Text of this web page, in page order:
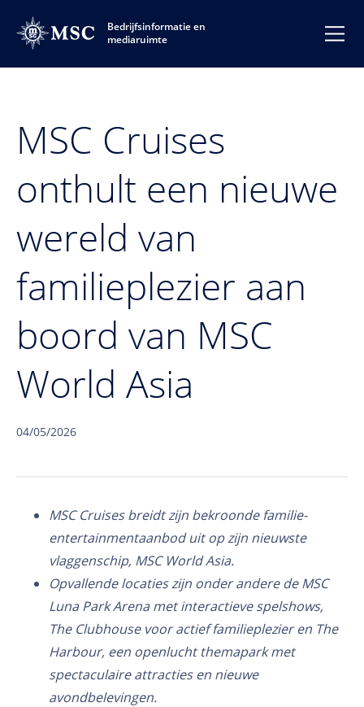
Bedrijfsinformatie en
mediaruimte
MSC Cruises
onthult een nieuwe
wereld van
familieplezier aan
boord van MSC
World Asia
04/05/2026
MSC Cruises breidt zijn bekroonde familie-
entertainmentaanbod uit op zijn nieuwste
vlaggenschip, MSC World Asia.
Opvallende locaties zijn onder andere de MSC
Luna Park Arena met interactieve spelshows,
The Clubhouse voor actief familieplezier en The
Harbour, een openlucht themapark met
spectaculaire attracties en nieuwe
avondbelevingen.